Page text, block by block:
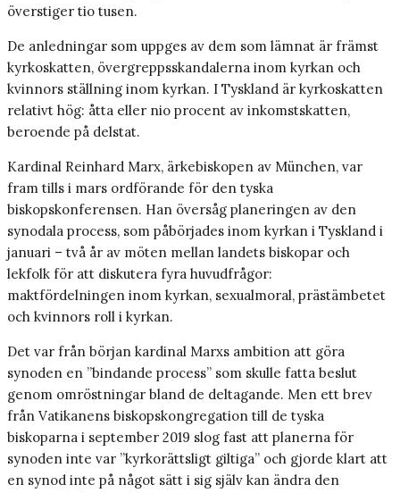
överstiger tio tusen.
De anledningar som uppges av dem som lämnat är främst
kyrkoskatten, övergreppsskandalerna inom kyrkan och
kvinnors ställning inom kyrkan. I Tyskland är kyrkoskatten
relativt hög: åtta eller nio procent av inkomstskatten,
beroende på delstat.
Kardinal Reinhard Marx, ärkebiskopen av München, var
fram tills i mars ordförande för den tyska
biskopskonferensen. Han översåg planeringen av den
synodala process, som påbörjades inom kyrkan i Tyskland i
januari – två år av möten mellan landets biskopar och
lekfolk för att diskutera fyra huvudfrågor:
maktfördelningen inom kyrkan, sexualmoral, prästämbetet
och kvinnors roll i kyrkan.
Det var från början kardinal Marxs ambition att göra
synoden en ”bindande process” som skulle fatta beslut
genom omröstningar bland de deltagande. Men ett brev
från Vatikanens biskopskongregation till de tyska
biskoparna i september 2019 slog fast att planerna för
synoden inte var ”kyrkorättsligt giltiga” och gjorde klart att
en synod inte på något sätt i sig själv kan ändra den